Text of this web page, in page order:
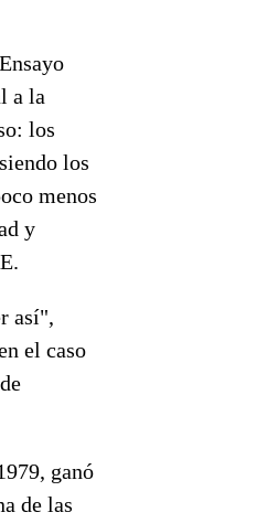
a la
los
los
menos
y
así",
el caso
ganó
de las